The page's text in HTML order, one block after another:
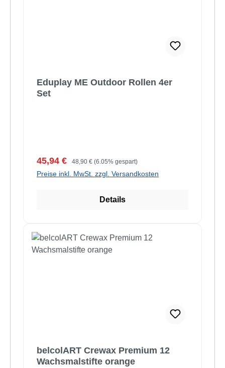
Eduplay ME Outdoor Rollen 4er
Set
Verkaufspreis:
45,94 € Regulärer Preis:
48,90 € (6.05% gespart)
Preise inkl. MwSt. zzgl. Versandkosten
Details
belcolART Crewax Premium 12
Wachsmalstifte orange